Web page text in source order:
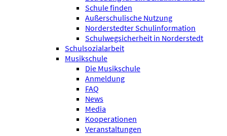
Schule finden
Außerschulische Nutzung
Norderstedter Schulinformation
Schulweg­sicherheit in Norderstedt
Schulsozialarbeit
Musikschule
Die Musikschule
Anmeldung
FAQ
News
Media
Kooperationen
Veranstaltungen